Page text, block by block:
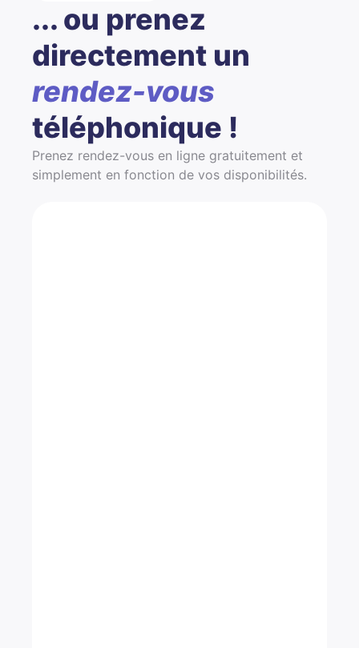
... ou prenez
directement un
rendez-vous
téléphonique !
Prenez rendez-vous en ligne gratuitement et
simplement en fonction de vos disponibilités.